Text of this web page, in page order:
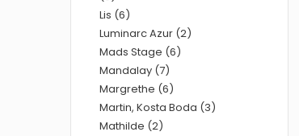
Lis (6)
Luminarc Azur (2)
Mads Stage (6)
Mandalay (7)
Margrethe (6)
Martin, Kosta Boda (3)
Mathilde (2)